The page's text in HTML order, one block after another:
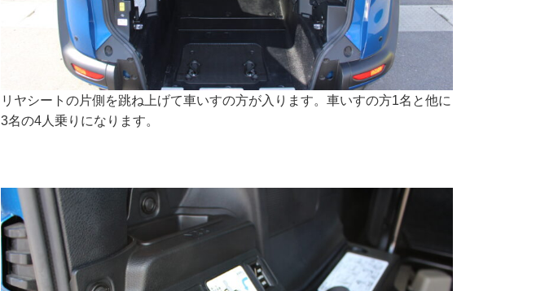
リヤシートの片側を跳ね上げて車いすの方が入ります。車いすの方1名と他に
3名の4人乗りになります。